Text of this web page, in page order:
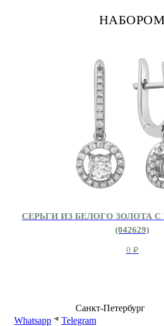
НАБОРОМ
СЕРЬГИ ИЗ БЕЛОГО ЗОЛОТА
(042629)
0 ₽
Санкт-Петербург
Whatsapp
Telegram